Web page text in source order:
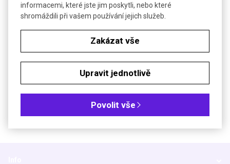
šarže
"Traceable to SRM from NIST."
Objednávková tabulka
Kč €
informacemi, které jste jim poskytli, nebo které
shromáždili při vašem používání jejich služeb.
Zakázat vše
Upravit jednotlivě
Povolit vše